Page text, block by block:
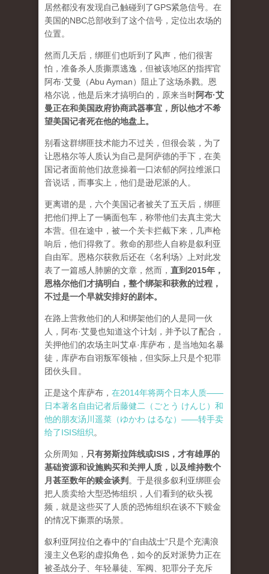
居然都没有发现自己触碰到了GPS紧急信号。在
美国的NBC总部收到了这个信号，定位出农场的
位置。
然而几天后，绑匪们也听到了风声，他们很害
怕，准备杀人质撕票逃逸，但被该地区的指挥官
阿布·艾曼（Abu Ayman）阻止了这场杀戮。恩
格尔说，他是后来才搞明白的，原来当时阿布·艾
曼正在和美国政府协商武器事宜，所以他才不希
望美国记者死在他的地盘上。
别看这群绑匪技术能力不过关，但很会装，为了
让恩格尔等人质认为自己是阿萨德的手下，在美
国记者面前他们故意操着一口浓郁的阿拉维派口
音说话，而事实上，他们是逊尼派的人。
更离谱的是，六个美国记者被关了五天后，绑匪
把他们押上了一辆面包车，称带他们去真主党大
本营。但在途中，被一个关卡拦截下来，几声枪
响后，他们得救了。救命的那些人自称是叙利亚
自由军。恩格尔获救后还在《名利场》上对此发
表了一篇感人肺腑的文章，然而， 直到2015年，
恩格尔他们才搞明白，整个绑架和获救的过程，
不过是一个早就安排好的剧本。
在路上营救他们的人和绑架他们的人是同一伙
人，阿布·艾曼也知道这个计划，并予以了配合，
关押他们的农场主叫艾卓·库萨布，是当地知名暴
徒，库萨布自诩叛军领袖，但实际上只是个犯罪
团伙头目。
正是这个库萨布， 在2014年将两个日本人质——
日本著名自由记者后藤健二（ごとう けんじ）和
他的朋友汤川遥菜（ゆかわ はるな）——转手卖
给了ISIS组织。
众所周知， 只有努斯拉阵线或ISIS，才有雄厚的
基础资源和设施购买和关押人质，以及维持数个
月甚至数年的赎金谈判 。于是很多叙利亚绑匪会
把人质卖给大型恐怖组织，人们看到的砍头视
频，就是这些买了人质的恐怖组织在谈不下赎金
的情况下撕票的场景。
叙利亚阿拉伯之春中的“自由战士”只是个充满浪
漫主义色彩的虚拟角色，如今的反对派势力正在
被圣战分子、年轻暴徒、军阀、犯罪分子充斥